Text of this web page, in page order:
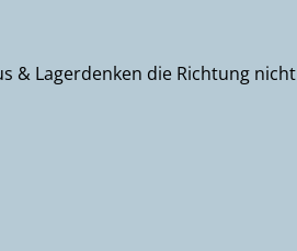
& Lagerdenken die Richtung